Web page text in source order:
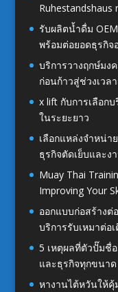
Ruhestandshaus
รับผลิตน้ำดื่ม
พร้อมต่อยอดธุรกิจ
บริการวางฤกษ์มง
ก่อนก้าวสู่ช่วงเว
x lift กับการเลือก
ในระยะยาว
เลือกแหล่งจำหน่
ธุรกิจตัดเย็บและ
Muay Thai
Improving Your
ออกแบบก่อสร้างต่
บริการรับเหมาต่อ
5 เหตุผลที่ตัวปั๊มชื่
และธุรกิจทุกขนาด
หางานไต้หวันให้